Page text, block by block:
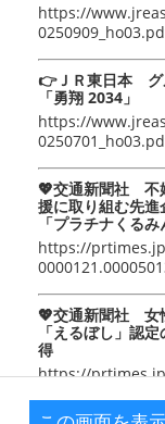
https://
👉ＪＲ東日本 グ
「勇翔 2034」
https://
💖交通新聞社 不
援に取り組む先進
「プラチナくる
https://
💖交通新聞社 女
「えるぼし」認
得
https://